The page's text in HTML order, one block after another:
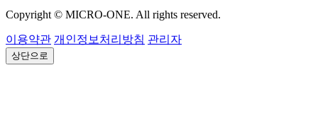
Copyright © MICRO-ONE. All rights reserved.
이용약관 개인정보처리방침 관리자
상단으로